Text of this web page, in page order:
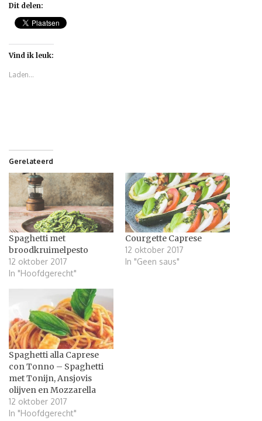
Dit delen:
Vind ik leuk:
Laden...
Gerelateerd
Spaghetti met
broodkruimelpesto
12 oktober 2017
In "Hoofdgerecht"
Courgette Caprese
12 oktober 2017
In "Geen saus"
Spaghetti alla Caprese
con Tonno – Spaghetti
met Tonijn, Ansjovis
olijven en Mozzarella
12 oktober 2017
In "Hoofdgerecht"